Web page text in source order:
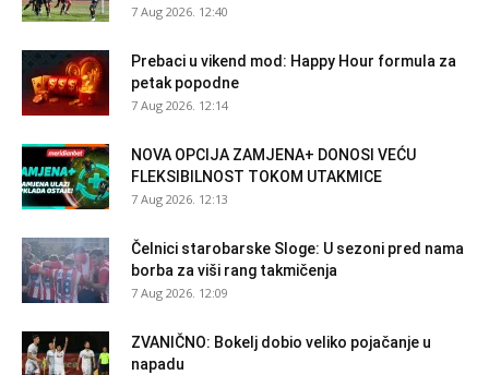
7 Aug 2026. 12:40
Prebaci u vikend mod: Happy Hour formula za
petak popodne
7 Aug 2026. 12:14
NOVA OPCIJA ZAMJENA+ DONOSI VEĆU
FLEKSIBILNOST TOKOM UTAKMICE
7 Aug 2026. 12:13
Čelnici starobarske Sloge: U sezoni pred nama
borba za viši rang takmičenja
7 Aug 2026. 12:09
ZVANIČNO: Bokelj dobio veliko pojačanje u
napadu